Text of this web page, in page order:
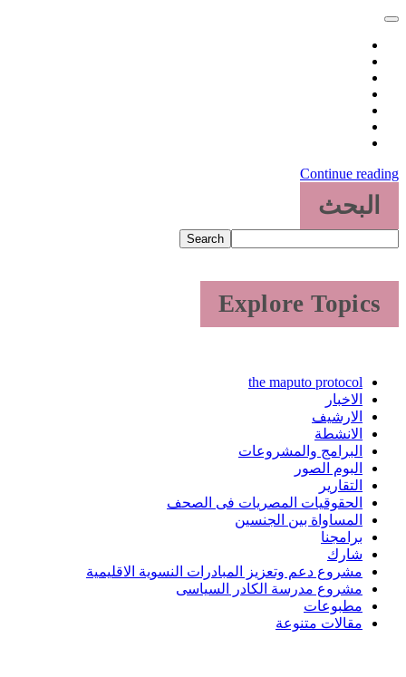
Continue
البحث
Search
Explore Topics
the maputo protocol
الاخبار
الارشيف
الانشطة
البرامج والمشروعات
البوم الصور
التقارير
الحقوقيات المصريات فى الصحف
المساواة بين الجنسين
برامجنا
شارك
مشروع دعم وتعزيز المبادرات النسوية الاقليمية
مشروع مدرسة الكادر السياسى
مطبوعات
مقالات متنوعة